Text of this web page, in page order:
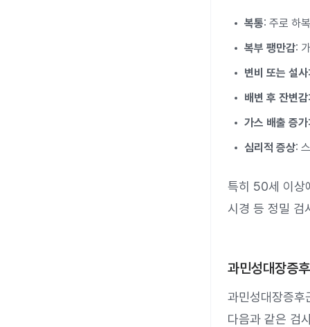
복통: 주로 하
복부 팽만감:
변비 또는 설사
배변 후 잔변감
가스 배출 증가
심리적 증상:
특히 50세 이상
시경 등 정밀 검
과민성대장증
과민성대장증
다음과 같은 검